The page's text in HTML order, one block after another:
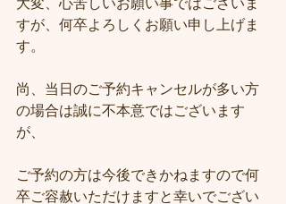
大変、心苦しいお願い事ではございま
すが、何卒よろしくお願い申し上げま
す。
尚、当日のご予約キャンセルが多い方
の場合は誠に不本意ではございます
が、
ご予約の方は今後できかねますので何
卒ご容赦いただけますと幸いでござい